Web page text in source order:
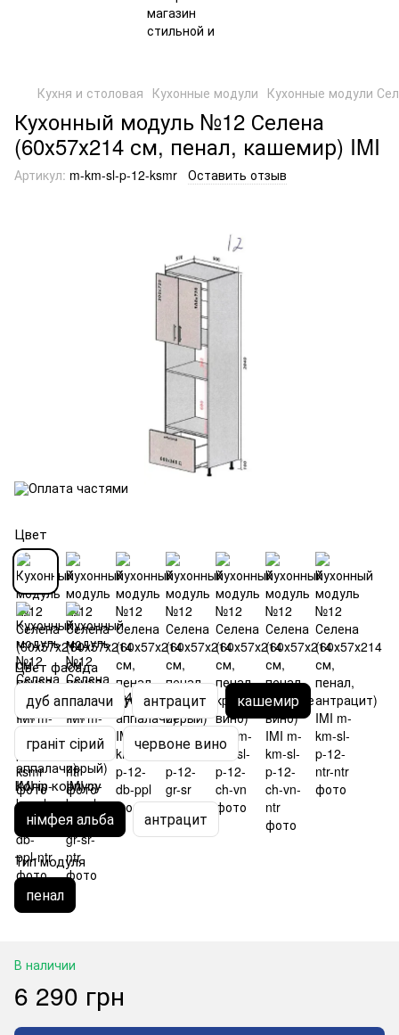
Кухня и столовая Кухонные модули Кухонные модули
Кухонный модуль №12 Селена
(60х57х214 см, пенал, кашемир) IMI
Артикул: m-km-sl-p-12-ksmr Оставить отзыв
Цвет
Цвет фасада
дуб аппалачи антрацит кашемир
граніт сірий червоне вино
Колір корпусу
німфея альба антрацит
Тип модуля
пенал
В наличии
6 290 грн